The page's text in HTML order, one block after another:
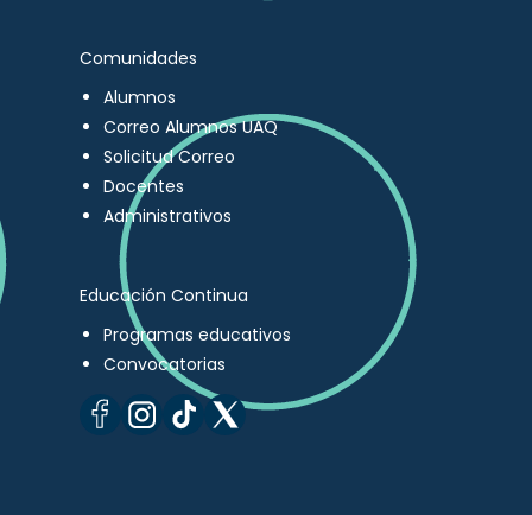
Comunidades
Alumnos
Correo Alumnos UAQ
Solicitud Correo
Docentes
Administrativos
Educación Continua
Programas educativos
Convocatorias